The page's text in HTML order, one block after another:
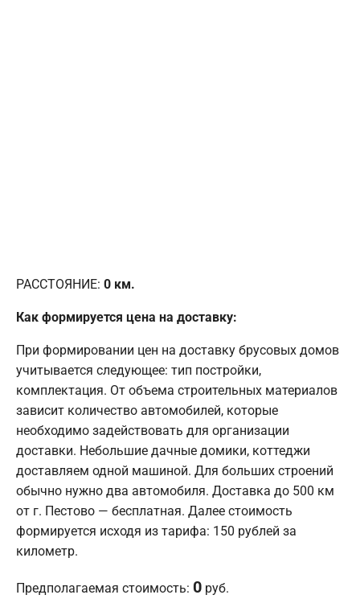
РАССТОЯНИЕ: 0 км.
Как формируется цена на доставку:
При формировании цен на доставку брусовых домов
учитывается следующее: тип постройки,
комплектация. От объема строительных материалов
зависит количество автомобилей, которые
необходимо задействовать для организации
доставки. Небольшие дачные домики, коттеджи
доставляем одной машиной. Для больших строений
обычно нужно два автомобиля. Доставка до 500 км
от г. Пестово — бесплатная. Далее стоимость
формируется исходя из тарифа: 150 рублей за
километр.
Предполагаемая стоимость: 0 руб.